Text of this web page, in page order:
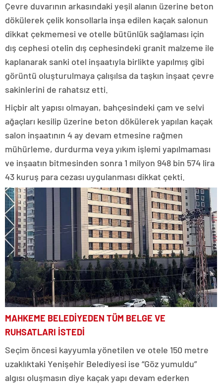
Çevre duvarının arkasındaki yeşil alanın üzerine beton
dökülerek çelik konsollarla inşa edilen kaçak salonun
dikkat çekmemesi ve otelle bütünlük sağlaması için
dış cephesi otelin dış cephesindeki granit malzeme ile
kaplanarak sanki otel inşaatıyla birlikte yapılmış gibi
görüntü oluşturulmaya çalışılsa da taşkın inşaat çevre
sakinlerini de rahatsız etti.
Hiçbir alt yapısı olmayan, bahçesindeki çam ve selvi
ağaçları kesilip üzerine beton dökülerek yapılan kaçak
salon inşaatının 4 ay devam etmesine rağmen
mühürleme, durdurma veya yıkım işlemi yapılmaması
ve inşaatın bitmesinden sonra 1 milyon 948 bin 574 lira
43 kuruş para cezası uygulanması dikkat çekti.
MAHKEME BELEDİYEDEN TÜM BELGE VE
RUHSATLARI İSTEDİ
Seçim öncesi kayyumla yönetilen ve otele 150 metre
uzaklıktaki Yenişehir Belediyesi ise “Göz yumuldu”
algısı oluşmasın diye kaçak yapı devam ederken